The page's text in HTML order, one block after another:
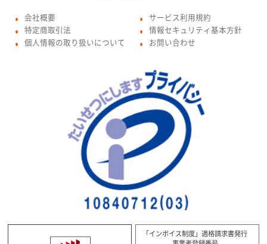
● 会社概要
● 特定商取引法
● 個人情報の取り扱いについて
● サービス利用規約
● 情報セキュリティ基本方針
● お問い合わせ
「インボイス制度」適格請求書発行